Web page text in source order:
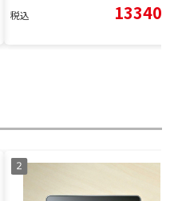
税込 13340